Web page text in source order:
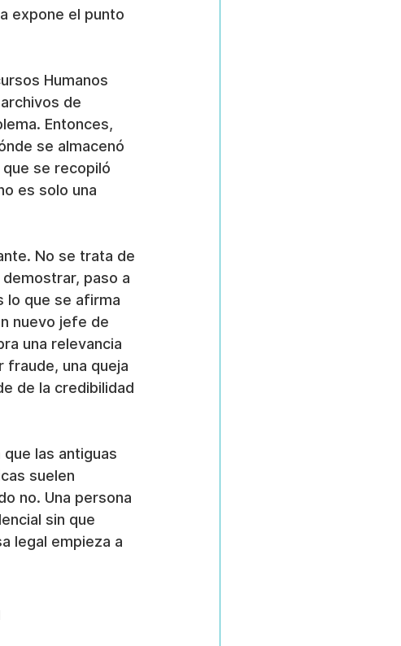
expone el punto
Humanos
de
Entonces,
se almacenó
se recopiló
es solo una
No se trata de
paso a
lo que se afirma
nuevo jefe de
una relevancia
fraude, una queja
de la credibilidad
las antiguas
suelen
no. Una persona
sin que
legal empieza a